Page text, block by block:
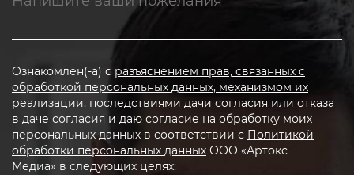
Ознакомлен(-а) с разъяснением прав, связанных с
обработкой персональных данных, механизмом их
реализации, последствиями дачи согласия или отказа
в даче согласия и даю согласие на обработку моих
персональных данных в соответствии с Политикой
обработки персональных данных ООО «Артокс
Медиа» в следующих целях: